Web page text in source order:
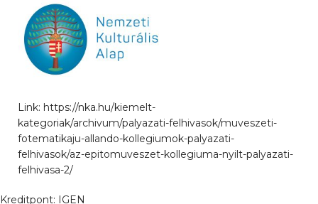
Link: https://nka.hu/kiemelt-
kategoriak/archivum/palyazati-felhivasok/muveszeti-
fotematikaju-allando-kollegiumok-palyazati-
felhivasok/az-epitomuveszet-kollegiuma-nyilt-palyazati-
felhivasa-2/
Kreditpont: IGEN